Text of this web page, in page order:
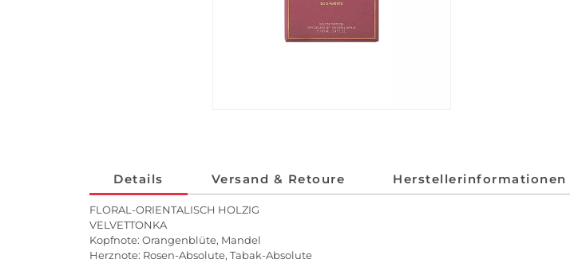
Details Versand & Retoure Herstellerinformationen
FLORAL-ORIENTALISCH HOLZIG
VELVETTONKA
Kopfnote: Orangenblüte, Mandel
Herznote: Rosen-Absolute, Tabak-Absolute